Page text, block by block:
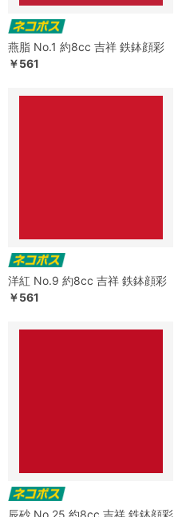
燕脂 No.1 約8cc 吉祥 鉄鉢顔彩
￥561
洋紅 No.9 約8cc 吉祥 鉄鉢顔彩
￥561
辰砂 No.25 約8cc 吉祥 鉄鉢顔彩